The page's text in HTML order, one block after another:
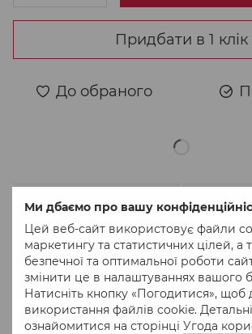
Ми дбаємо про вашу
Цей веб-сайт використовує файли
маркетингу та статистичних цілей, а
безпечної та оптимальної роботи
змінити це в налаштуваннях вашого
Натисніть кнопку «Погодитися», щоб
використання файлів cookie.
ознайомитися на сторінці Угода
Придбати в 1 клік
До обраного
Обмін та повернення